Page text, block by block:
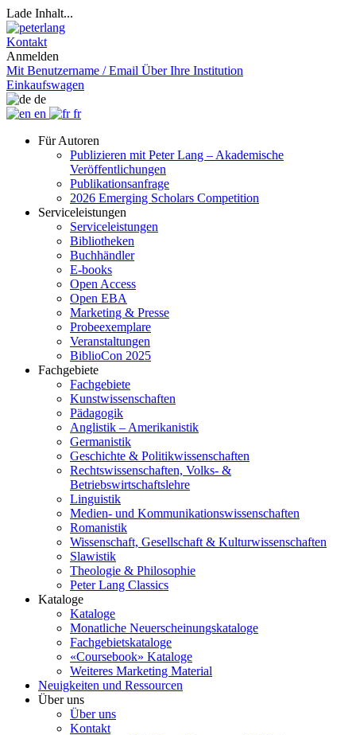
Lade Inhalt...
Kontakt
Anmelden
Mit Benutzername / Email Über Ihre Institution
Einkaufswagen
de
en
fr
Für Autoren
Publizieren mit Peter Lang – Akademische
Veröffentlichungen
Publikationsanfrage
2026 Emerging Scholars Competition
Serviceleistungen
Serviceleistungen
Bibliotheken
Buchhändler
E-books
Open Access
Open EBA
Marketing & Presse
Probeexemplare
Veranstaltungen
BiblioCon 2025
Fachgebiete
Fachgebiete
Kunstwissenschaften
Pädagogik
Anglistik – Amerikanistik
Germanistik
Geschichte & Politikwissenschaften
Rechtswissenschaften, Volks- &
Betriebswirtschaftslehre
Linguistik
Medien- und Kommunikationswissenschaften
Romanistik
Wissenschaft, Gesellschaft & Kulturwissenschaften
Slawistik
Theologie & Philosophie
Peter Lang Classics
Kataloge
Kataloge
Monatliche Neuerscheinungskataloge
Fachgebietskataloge
«Coursebook» Kataloge
Weiteres Marketing Material
Neuigkeiten und Ressourcen
Über uns
Über uns
Kontakt